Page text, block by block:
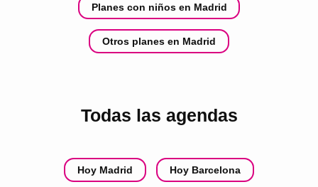
Planes con niños en Madrid
Otros planes en Madrid
Todas las agendas
Hoy Madrid Hoy Barcelona